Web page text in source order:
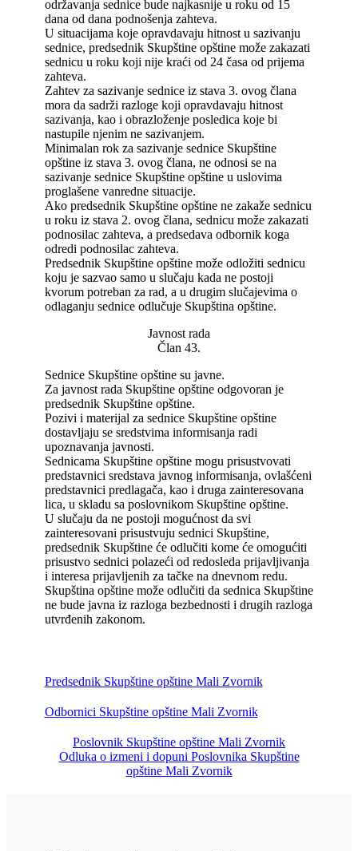
održavanja sednice bude najkasnije u roku od 15
dana od dana podnošenja zahteva.
U situacijama koje opravdavaju hitnost u sazivanju
sednice, predsednik Skupštine opštine može zakazati
sednicu u roku koji nije kraći od 24 časa od prijema
zahteva.
Zahtev za sazivanje sednice iz stava 3. ovog člana
mora da sadrži razloge koji opravdavaju hitnost
sazivanja, kao i obrazloženje posledica koje bi
nastupile njenim ne sazivanjem.
Minimalan rok za sazivanje sednice Skupštine
opštine iz stava 3. ovog člana, ne odnosi se na
sazivanje sednice Skupštine opštine u uslovima
proglašene vanredne situacije.
Ako predsednik Skupštine opštine ne zakaže sednicu
u roku iz stava 2. ovog člana, sednicu može zakazati
podnosilac zahteva, a predsedava odbornik koga
odredi podnosilac zahteva.
Predsednik Skupštine opštine može odložiti sednicu
koju je sazvao samo u slučaju kada ne postoji
kvorum potreban za rad, a u drugim slučajevima o
odlaganju sednice odlučuje Skupština opštine.
Javnost rada
Član 43.
Sednice Skupštine opštine su javne.
Za javnost rada Skupštine opštine odgovoran je
predsednik Skupštine opštine.
Pozivi i materijal za sednice Skupštine opštine
dostavljaju se sredstvima informisanja radi
upoznavanja javnosti.
Sednicama Skupštine opštine mogu prisustvovati
predstavnici sredstava javnog informisanja, ovlašćeni
predstavnici predlagača, kao i druga zainteresovana
lica, u skladu sa poslovnikom Skupštine opštine.
U slučaju da ne postoji mogućnost da svi
zainteresovani prisustvuju sednici Skupštine,
predsednik Skupštine će odlučiti kome će omogućiti
prisustvo sednici polazeći od redosleda prijavljivanja
i interesa prijavljenih za tačke na dnevnom redu.
Skupština opštine može odlučiti da sednica Skupštine
ne bude javna iz razloga bezbednosti i drugih razloga
utvrđenih zakonom.
Predsednik Skupštine opštine Mali Zvornik
Odbornici Skupštine opštine Mali Zvornik
Poslovnik Skupštine opštine Mali Zvornik
Odluka o izmeni i dopuni Poslovnika Skupštine
opštine Mali Zvornik